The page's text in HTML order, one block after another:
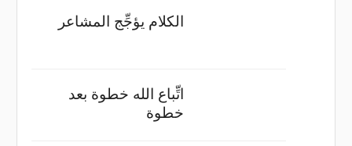
الكلام يؤجِّج المشاعر
اتِّباع الله خطوة بعد
خطوة